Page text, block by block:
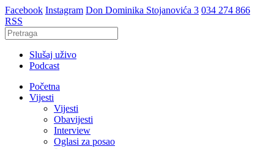
Facebook Instagram Don Dominika Stojanovića 3 034 274 866
RSS
Slušaj uživo
Podcast
Početna
Vijesti
Vijesti
Obavijesti
Interview
Oglasi za posao